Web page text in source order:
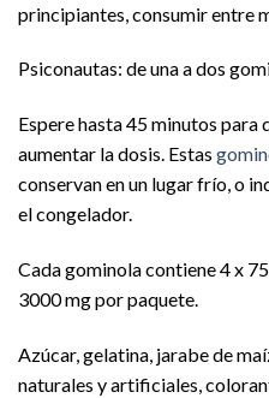
principiantes, consumir entre
Psiconautas: de una a dos
Espere hasta 45 minutos para
aumentar la dosis. Estas
conservan en un lugar frío, o
el congelador.
Cada gominola contiene 4 x
3000 mg por paquete.
Azúcar, gelatina, jarabe de
naturales y artificiales,